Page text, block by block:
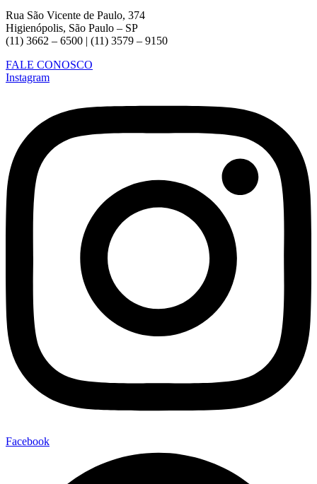
Rua São Vicente de Paulo, 374
Higienópolis, São Paulo – SP
(11) 3662 – 6500 | (11) 3579 – 9150
FALE CONOSCO
Instagram
Facebook